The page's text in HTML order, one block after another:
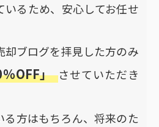
いるため、安心してお任せ
却ブログを拝見した方のみ
OFF」 させていただき
る方はもちろん、将来のた